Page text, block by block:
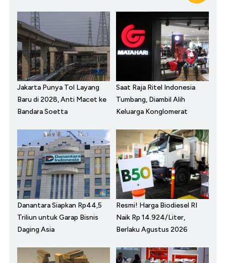
Jakarta Punya Tol Layang
Baru di 2028, Anti Macet ke
Bandara Soetta
Saat Raja Ritel Indonesia
Tumbang, Diambil Alih
Keluarga Konglomerat
Danantara Siapkan Rp44,5
Triliun untuk Garap Bisnis
Daging Asia
Resmi! Harga Biodiesel RI
Naik Rp 14.924/Liter,
Berlaku Agustus 2026